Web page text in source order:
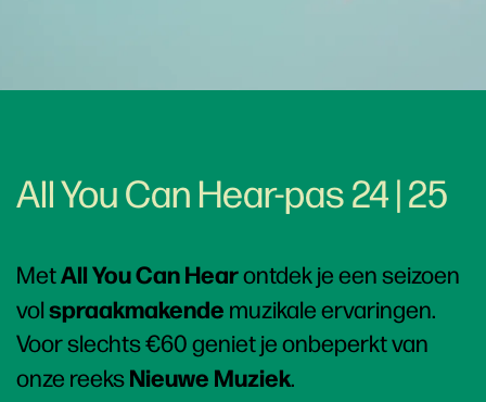
All You Can Hear-pas 24 | 25
MetAll You Can Hearontdek je een seizoen
volspraakmakende muzikale ervaringen.
Voor slechts €60 geniet je onbeperkt van
onze reeksNieuwe Muziek.